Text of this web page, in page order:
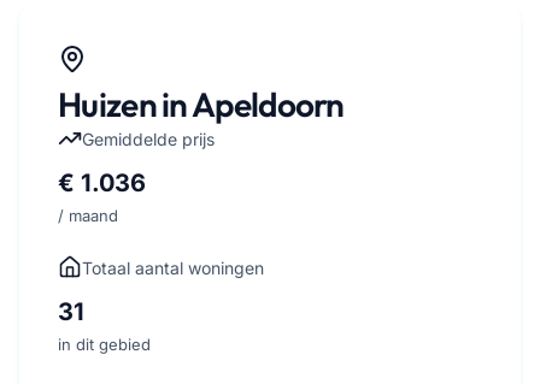
Huizen in Apeldoorn
Gemiddelde prijs
€ 1.036
/ maand
Totaal aantal woningen
31
in dit gebied